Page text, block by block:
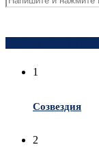
1
Созвездия
2